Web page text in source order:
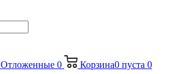
Отложенные 0 Корзина0 пуста 0